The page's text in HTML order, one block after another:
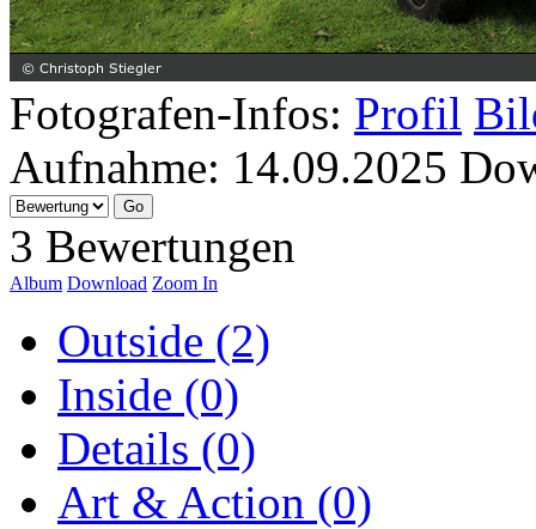
Fotografen-Infos: Profil
Aufnahme: 14.09.2025
3 Bewertungen
Album Download Zoom In
Outside (2)
Inside (0)
Details (0)
Art & Action (0)